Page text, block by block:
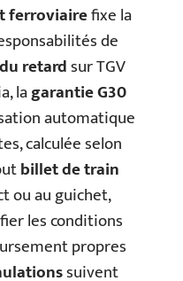
ferroviairefixe la
de
retardsur TGV
lagarantie G30
automatique
calculée selon
billet de train
ou au guichet,
les conditions
propres
suivent